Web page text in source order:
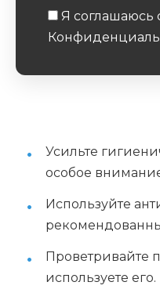
Я соглашаюсь
Усильте
особое
Используйте
Проветривайте
используете его.